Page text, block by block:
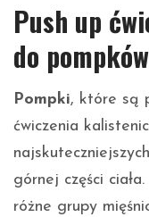
Push up
do pompków
Pompki, które są
ćwiczenia
górnej części
różne grupy